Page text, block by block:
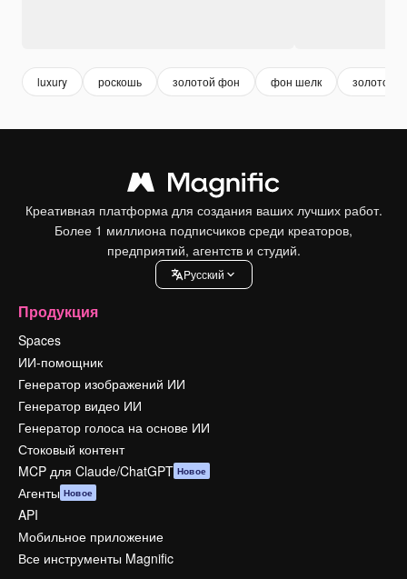
luxury роскошь золотой фон фон шелк золото
Креативная платформа для создания ваших лучших работ.
Более 1 миллиона подписчиков среди креаторов,
предприятий, агентств и студий.
Pусский
Продукция
Spaces
ИИ-помощник
Генератор изображений ИИ
Генератор видео ИИ
Генератор голоса на основе ИИ
Стоковый контент
MCP для Claude/ChatGPT Новое
Агенты Новое
API
Мобильное приложение
Все инструменты Magnific